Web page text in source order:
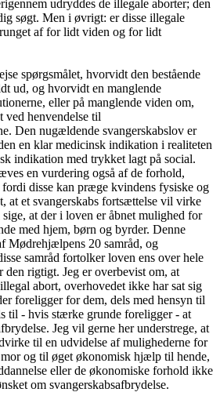
udryddes de illegale aborter; den
søgt. Men i øvrigt: er disse illegale
af for lidt viden og for lidt
spørgsmålet, hvorvidt den bestående
ud, og hvorvidt en manglende
eller på manglende viden om,
ved henvendelse til
Den nugældende svangerskabslov er
en klar medicinsk indikation i realiteten
indikation med trykket lagt på social.
en vurdering også af de forhold,
disse kan præge kvindens fysiske og
at et svangerskabs fortsættelse vil virke
at der i loven er åbnet mulighed for
med hjem, børn og byrder. Denne
Mødrehjælpens 20 samråd, og
samråd fortolker loven ens over hele
rigtigt. Jeg er overbevist om, at
abort, overhovedet ikke har sat sig
foreligger for dem, dels med hensyn til
til - hvis stærke grunde foreligger - at
Jeg vil gerne her understrege, at
til en udvidelse af mulighederne for
og til øget økonomisk hjælp til hende,
eller de økonomiske forhold ikke
om svangerskabsafbrydelse.